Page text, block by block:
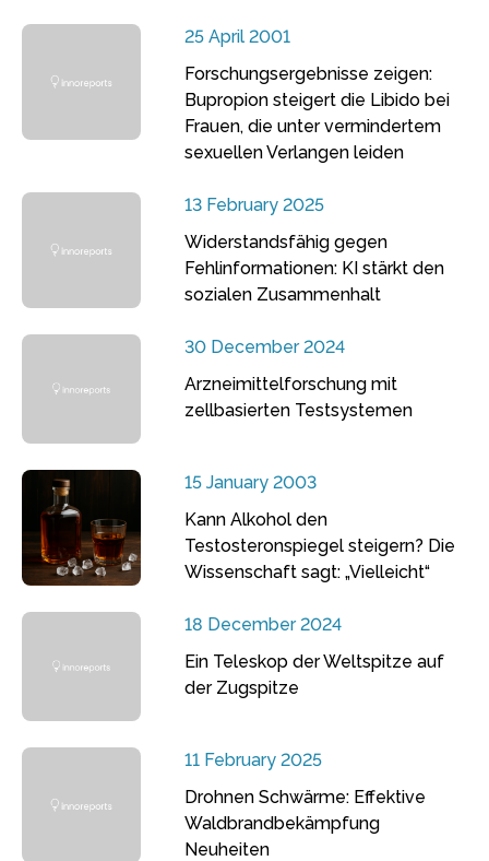
25 April 2001
Forschungsergebnisse zeigen:
Bupropion steigert die Libido bei
Frauen, die unter vermindertem
sexuellen Verlangen leiden
13 February 2025
Widerstandsfähig gegen
Fehlinformationen: KI stärkt den
sozialen Zusammenhalt
30 December 2024
Arzneimittelforschung mit
zellbasierten Testsystemen
15 January 2003
Kann Alkohol den
Testosteronspiegel steigern? Die
Wissenschaft sagt: „Vielleicht“
18 December 2024
Ein Teleskop der Weltspitze auf
der Zugspitze
11 February 2025
Drohnen Schwärme: Effektive
Waldbrandbekämpfung
Neuheiten